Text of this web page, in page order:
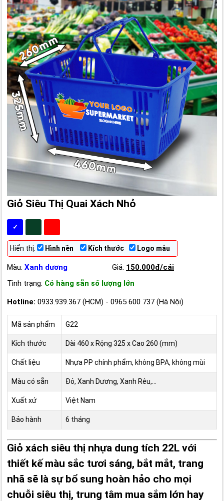
Giỏ Siêu Thị Quai Xách Nhỏ
✓
Hiển thị: Hình nền Kích thước Logo mẫu
Màu: Xanh dương Giá: 150.000đ/cái
Tình trạng: Có hàng sẵn số lượng lớn
Hotline: 0933.939.367 (HCM) - 0965 600 737 (Hà Nội)
Mã sản phẩm G22
Kích thước Dài 460 x Rộng 325 x Cao 260 (mm)
Chất liệu Nhựa PP chính phẩm, không BPA, không mùi
Màu có sẵn Đỏ, Xanh Dương, Xanh Rêu,...
Xuất xứ Việt Nam
Bảo hành 6 tháng
Giỏ xách siêu thị nhựa dung tích 22L với
thiết kế màu sắc tươi sáng, bắt mắt, trang
nhã sẽ là sự bổ sung hoàn hảo cho mọi
chuỗi siêu thị, trung tâm mua sắm lớn hay